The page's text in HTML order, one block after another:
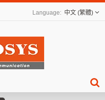
中文 (繁體)